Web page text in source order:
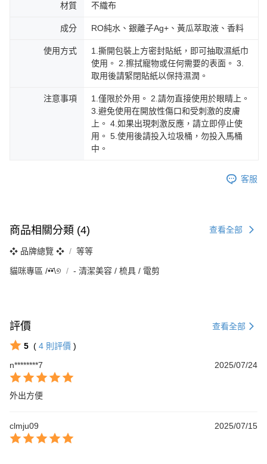
材質 不織布
成分 RO純水、銀離子Ag+、黃瓜萃取液、香料
使用方式
1.撕開包裝上方密封貼紙，即可抽取濕紙巾
使用。 2.擦拭寵物或任何需要的表面。 3.
取用後請緊閉貼紙以保持濕潤。
注意事項
1.僅限於外用。 2.請勿直接使用於眼睛上。
3.避免使用在開放性傷口和受刺激的皮膚
上。 4.如果出現刺激反應，請立即停止使
用。 5.使用後請投入垃圾桶，勿投入馬桶
中。
客服
商品相關分類 (4) 查看全部
❖ 品牌總覽 ❖ 等等
貓咪專區 /•᷅‎‎•᷄\୭ ‐ 清潔美容 / 梳具 / 電剪
評價 查看全部
5 ( 4 則評價 )
n********7
2025/07/24
外出方便
clmju09 2025/07/15